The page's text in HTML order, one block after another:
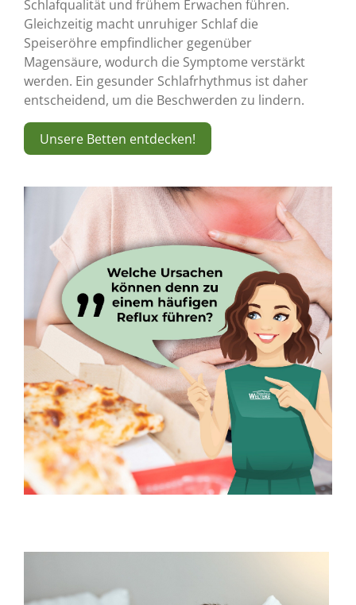
Schlafqualität und frühem Erwachen führen.
Gleichzeitig macht unruhiger Schlaf die
Speiseröhre empfindlicher gegenüber
Magensäure, wodurch die Symptome verstärkt
werden. Ein gesunder Schlafrhythmus ist daher
entscheidend, um die Beschwerden zu lindern.
Unsere Betten entdecken!